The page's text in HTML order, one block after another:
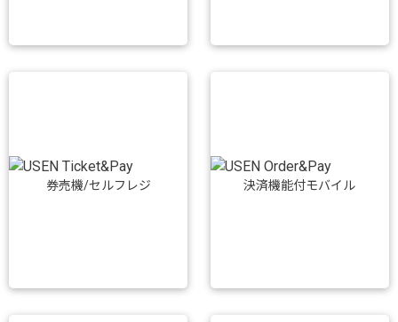
券売機/セルフレジ 決済機能付モバイル